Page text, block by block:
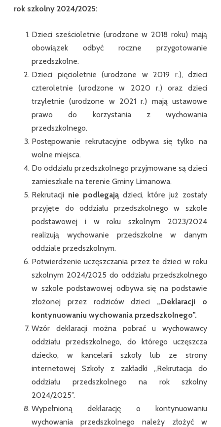
rok szkolny 2024/2025:
Dzieci sześcioletnie (urodzone w 2018 roku) mają
obowiązek odbyć roczne przygotowanie
przedszkolne.
Dzieci pięcioletnie (urodzone w 2019 r.), dzieci
czteroletnie (urodzone w 2020 r.) oraz dzieci
trzyletnie (urodzone w 2021 r.) mają ustawowe
prawo do korzystania z wychowania
przedszkolnego.
Postępowanie rekrutacyjne odbywa się tylko na
wolne miejsca.
Do oddziału przedszkolnego przyjmowane są dzieci
zamieszkałe na terenie Gminy Limanowa.
Rekrutacji nie podlegają dzieci, które już zostały
przyjęte do oddziału przedszkolnego w szkole
podstawowej i w roku szkolnym 2023/2024
realizują wychowanie przedszkolne w danym
oddziale przedszkolnym.
Potwierdzenie uczęszczania przez te dzieci w roku
szkolnym 2024/2025 do oddziału przedszkolnego
w szkole podstawowej odbywa się na podstawie
złożonej przez rodziców dzieci ,,Deklaracji o
kontynuowaniu wychowania przedszkolnego”.
Wzór deklaracji można pobrać u wychowawcy
oddziału przedszkolnego, do którego uczęszcza
dziecko, w kancelarii szkoły lub ze strony
internetowej Szkoły z zakładki „Rekrutacja do
oddziału przedszkolnego na rok szkolny
2024/2025”.
Wypełnioną deklarację o kontynuowaniu
wychowania przedszkolnego należy złożyć w